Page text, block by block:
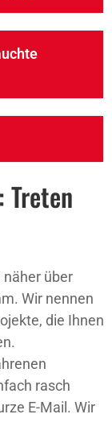
Treten
über
Wir nennen
die Ihnen
rasch
E-Mail. Wir